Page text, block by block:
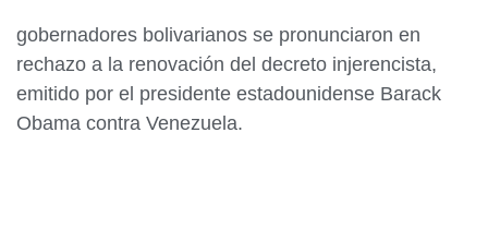
gobernadores bolivarianos se pronunciaron en
rechazo a la renovación del decreto injerencista,
emitido por el presidente estadounidense Barack
Obama contra Venezuela.